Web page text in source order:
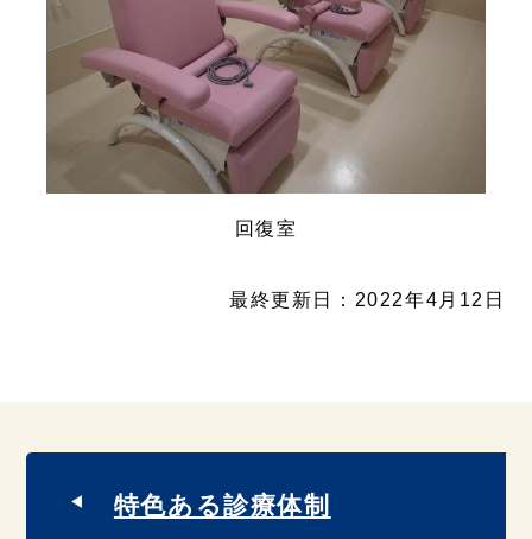
回復室
最終更新日：2022年4月12日
特色ある診療体制